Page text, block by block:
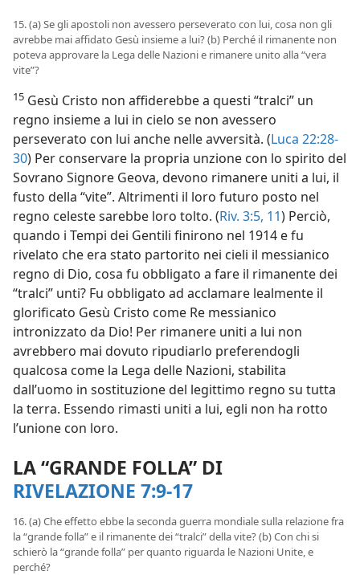
15. (a) Se gli apostoli non avessero perseverato con lui, cosa non gli
avrebbe mai affidato Gesù insieme a lui? (b) Perché il rimanente non
poteva approvare la Lega delle Nazioni e rimanere unito alla “vera
vite”?
15 Gesù Cristo non affiderebbe a questi “tralci” un
regno insieme a lui in cielo se non avessero
perseverato con lui anche nelle avversità. (Luca 22:28-
30) Per conservare la propria unzione con lo spirito del
Sovrano Signore Geova, devono rimanere uniti a lui, il
fusto della “vite”. Altrimenti il loro futuro posto nel
regno celeste sarebbe loro tolto. (Riv. 3:5, 11) Perciò,
quando i Tempi dei Gentili finirono nel 1914 e fu
rivelato che era stato partorito nei cieli il messianico
regno di Dio, cosa fu obbligato a fare il rimanente dei
“tralci” unti? Fu obbligato ad acclamare lealmente il
glorificato Gesù Cristo come Re messianico
intronizzato da Dio! Per rimanere uniti a lui non
avrebbero mai dovuto ripudiarlo preferendogli
qualcosa come la Lega delle Nazioni, stabilita
dall’uomo in sostituzione del legittimo regno su tutta
la terra. Essendo rimasti uniti a lui, egli non ha rotto
l’unione con loro.
LA “GRANDE FOLLA” DI
RIVELAZIONE 7:9-17
16. (a) Che effetto ebbe la seconda guerra mondiale sulla relazione fra
la “grande folla” e il rimanente dei “tralci” della vite? (b) Con chi si
schierò la “grande folla” per quanto riguarda le Nazioni Unite, e
perché?